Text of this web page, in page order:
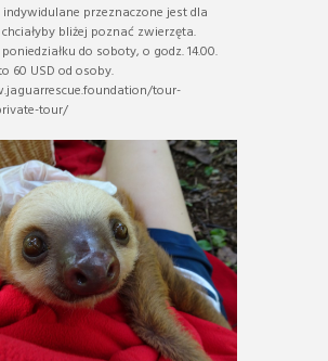
przeznaczone jest dla
bliżej poznać zwierzęta.
do soboty, o godz. 14.00.
60 USD od osoby.
tour-
tour/